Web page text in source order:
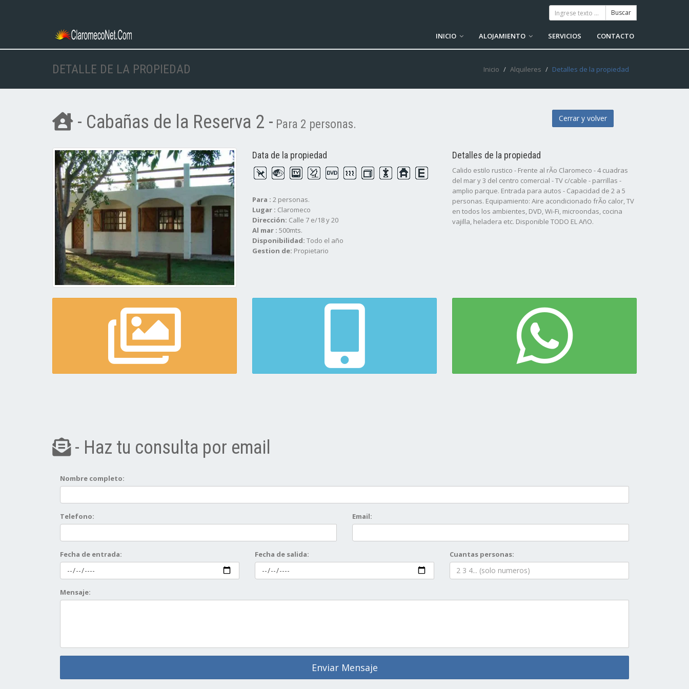
INICIO ALOJAMIENTO SERVICIOS CONTACTO
DETALLE DE LA PROPIEDAD Inicio Alquileres Detalles de la propiedad
- Cabañas de la Reserva 2 - Para 2 personas. Cerrar y volver
Data de la propiedad
Para : 2 personas.
Lugar : Claromeco
Dirección: Calle 7 e/18 y 20
Al mar : 500mts.
Disponibilidad: Todo el año
Gestion de: Propietario
Detalles de la propiedad
Calido estilo rustico - Frente al rÃ­o Claromeco - 4 cuadras
del mar y 3 del centro comercial - TV c/cable - parrillas -
amplio parque. Entrada para autos - Capacidad de 2 a 5
personas. Equipamiento: Aire acondicionado frÃ­o calor, TV
en todos los ambientes, DVD, Wi-Fi, microondas, cocina
vajilla, heladera etc. Disponible TODO EL AñO.
- Haz tu consulta por email
Nombre completo:
Telefono: Email:
Fecha de entrada: Fecha de salida: Cuantas personas:
Mensaje:
Enviar Mensaje